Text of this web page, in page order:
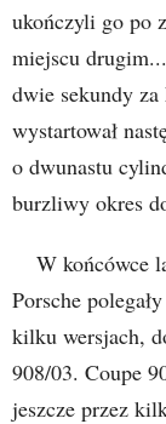
ukończyli go po
miejscu
dwie sekundy
wystartował
o dwunastu
burzliwy okres
W końcówce
Porsche
kilku wersjach,
908/03. Coupe
jeszcze przez